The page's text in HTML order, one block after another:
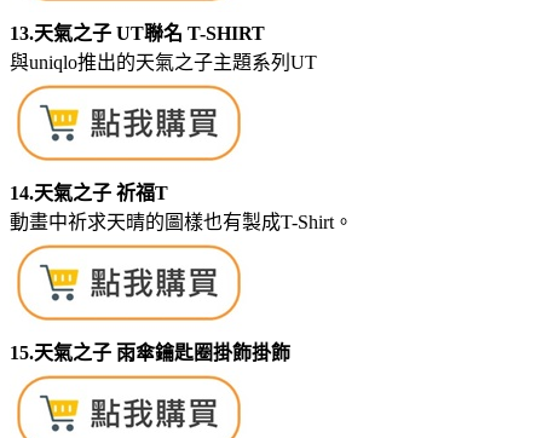
13.天氣之子 UT聯名 T-SHIRT
與uniqlo推出的天氣之子主題系列UT
14.天氣之子 祈福T
動畫中祈求天晴的圖樣也有製成T-Shirt。
15.天氣之子 雨傘鑰匙圈掛飾掛飾